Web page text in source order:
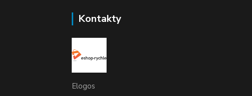
Kontakty
Elogos